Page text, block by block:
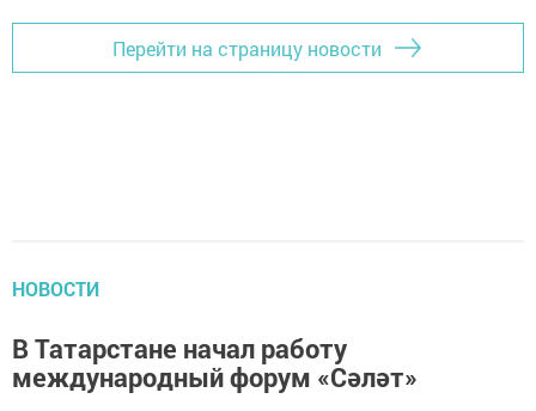
Перейти на страницу новости
НОВОСТИ
В Татарстане начал работу
международный форум «Сәләт»